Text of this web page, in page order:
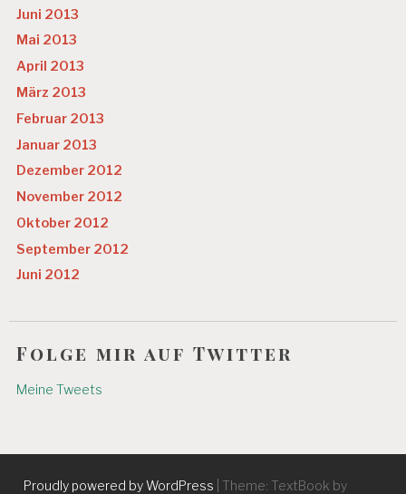
Juni 2013
Mai 2013
April 2013
März 2013
Februar 2013
Januar 2013
Dezember 2012
November 2012
Oktober 2012
September 2012
Juni 2012
Folge mir auf Twitter
Meine Tweets
Proudly powered by WordPress
Theme: TextBook by